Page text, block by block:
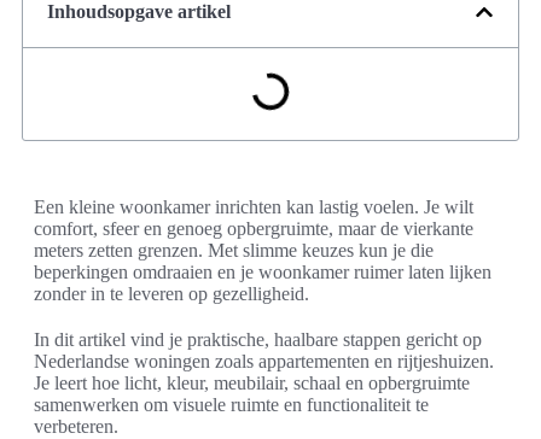
Inhoudsopgave artikel
Een kleine woonkamer inrichten kan lastig voelen. Je wilt
comfort, sfeer en genoeg opbergruimte, maar de vierkante
meters zetten grenzen. Met slimme keuzes kun je die
beperkingen omdraaien en je woonkamer ruimer laten lijken
zonder in te leveren op gezelligheid.
In dit artikel vind je praktische, haalbare stappen gericht op
Nederlandse woningen zoals appartementen en rijtjeshuizen.
Je leert hoe licht, kleur, meubilair, schaal en opbergruimte
samenwerken om visuele ruimte en functionaliteit te
verbeteren.